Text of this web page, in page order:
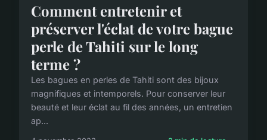
Comment entretenir et
préserver l'éclat de votre bague
perle de Tahiti sur le long
terme ?
Les bagues en perles de Tahiti sont des bijoux
magnifiques et intemporels. Pour conserver leur
beauté et leur éclat au fil des années, un entretien
ap...